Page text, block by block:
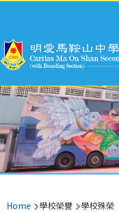
Main
navigation
Breadcrumb
Home 學校榮譽 學校殊榮